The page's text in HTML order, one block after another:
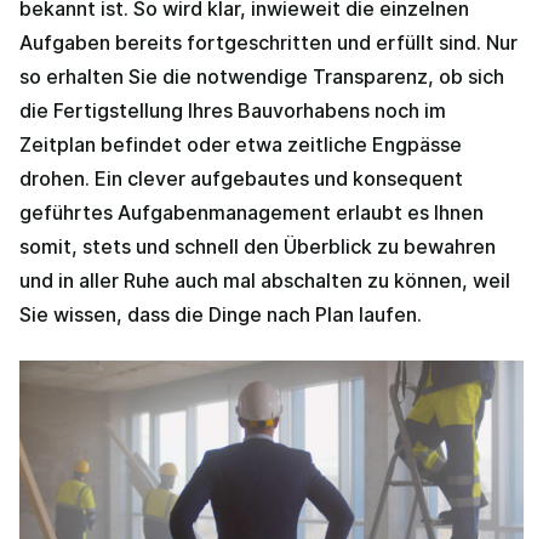
bekannt ist. So wird klar, inwieweit die einzelnen
Aufgaben bereits fortgeschritten und erfüllt sind. Nur
so erhalten Sie die notwendige Transparenz, ob sich
die Fertigstellung Ihres Bauvorhabens noch im
Zeitplan befindet oder etwa zeitliche Engpässe
drohen. Ein clever aufgebautes und konsequent
geführtes Aufgabenmanagement erlaubt es Ihnen
somit, stets und schnell den Überblick zu bewahren
und in aller Ruhe auch mal abschalten zu können, weil
Sie wissen, dass die Dinge nach Plan laufen.